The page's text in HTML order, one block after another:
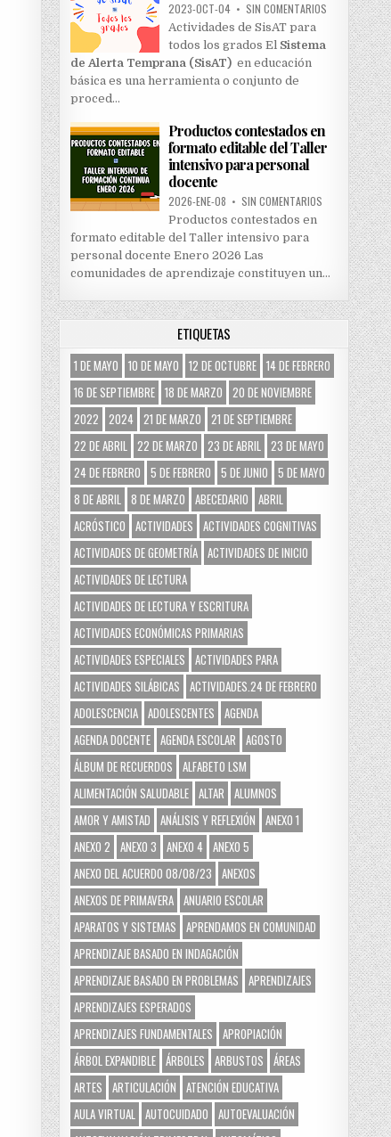
2023-OCT-04 • SIN COMENTARIOS
Actividades de SisAT para
todos los grados El Sistema
de Alerta Temprana (SisAT)en educación
básica es una herramienta o conjunto de
proced…
Productos contestados en
formato editable del Taller
intensivo para personal
docente
2026-ENE-08 • SIN COMENTARIOS
Productos contestados en
formato editable del Taller intensivo para
personal docente Enero 2026 Las
comunidades de aprendizaje constituyen un…
ETIQUETAS
1 DE MAYO 10 DE MAYO 12 DE OCTUBRE 14 DE FEBRERO
16 DE SEPTIEMBRE 18 DE MARZO 20 DE NOVIEMBRE
2022 2024 21 DE MARZO 21 DE SEPTIEMBRE
22 DE ABRIL 22 DE MARZO 23 DE ABRIL 23 DE MAYO
24 DE FEBRERO 5 DE FEBRERO 5 DE JUNIO 5 DE MAYO
8 DE ABRIL 8 DE MARZO ABECEDARIO ABRIL
ACRÓSTICO ACTIVIDADES ACTIVIDADES COGNITIVAS
ACTIVIDADES DE GEOMETRÍA ACTIVIDADES DE INICIO
ACTIVIDADES DE LECTURA
ACTIVIDADES DE LECTURA Y ESCRITURA
ACTIVIDADES ECONÓMICAS PRIMARIAS
ACTIVIDADES ESPECIALES ACTIVIDADES PARA
ACTIVIDADES SILÁBICAS ACTIVIDADES.24 DE FEBRERO
ADOLESCENCIA ADOLESCENTES AGENDA
AGENDA DOCENTE AGENDA ESCOLAR AGOSTO
ÁLBUM DE RECUERDOS ALFABETO LSM
ALIMENTACIÓN SALUDABLE ALTAR ALUMNOS
AMOR Y AMISTAD ANÁLISIS Y REFLEXIÓN ANEXO 1
ANEXO 2 ANEXO 3 ANEXO 4 ANEXO 5
ANEXO DEL ACUERDO 08/08/23 ANEXOS
ANEXOS DE PRIMAVERA ANUARIO ESCOLAR
APARATOS Y SISTEMAS APRENDAMOS EN COMUNIDAD
APRENDIZAJE BASADO EN INDAGACIÓN
APRENDIZAJE BASADO EN PROBLEMAS APRENDIZAJES
APRENDIZAJES ESPERADOS
APRENDIZAJES FUNDAMENTALES APROPIACIÓN
ÁRBOL EXPANDIBLE ÁRBOLES ARBUSTOS ÁREAS
ARTES ARTICULACIÓN ATENCIÓN EDUCATIVA
AULA VIRTUAL AUTOCUIDADO AUTOEVALUACIÓN